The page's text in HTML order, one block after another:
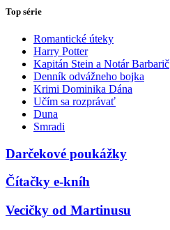
Top série
Romantické úteky
Harry Potter
Kapitán Stein a Notár Barbarič
Denník odvážneho bojka
Krimi Dominika Dána
Učím sa rozprávať
Duna
Smradi
Darčekové poukážky
Čítačky e-kníh
Vecičky od Martinusu